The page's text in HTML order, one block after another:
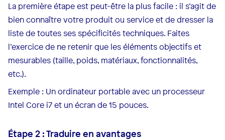
La première étape est peut-être la plus facile : il s’agit de
bien connaître votre produit ou service et de dresser la
liste de toutes ses spécificités techniques. Faites
l’exercice de ne retenir que les éléments objectifs et
mesurables (taille, poids, matériaux, fonctionnalités,
etc.).
Exemple : Un ordinateur portable avec un processeur
Intel Core i7 et un écran de 15 pouces.
Étape 2 : Traduire en avantages